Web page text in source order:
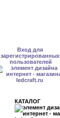
Вход для
зарегистрированных
пользователей
КАТАЛОГ